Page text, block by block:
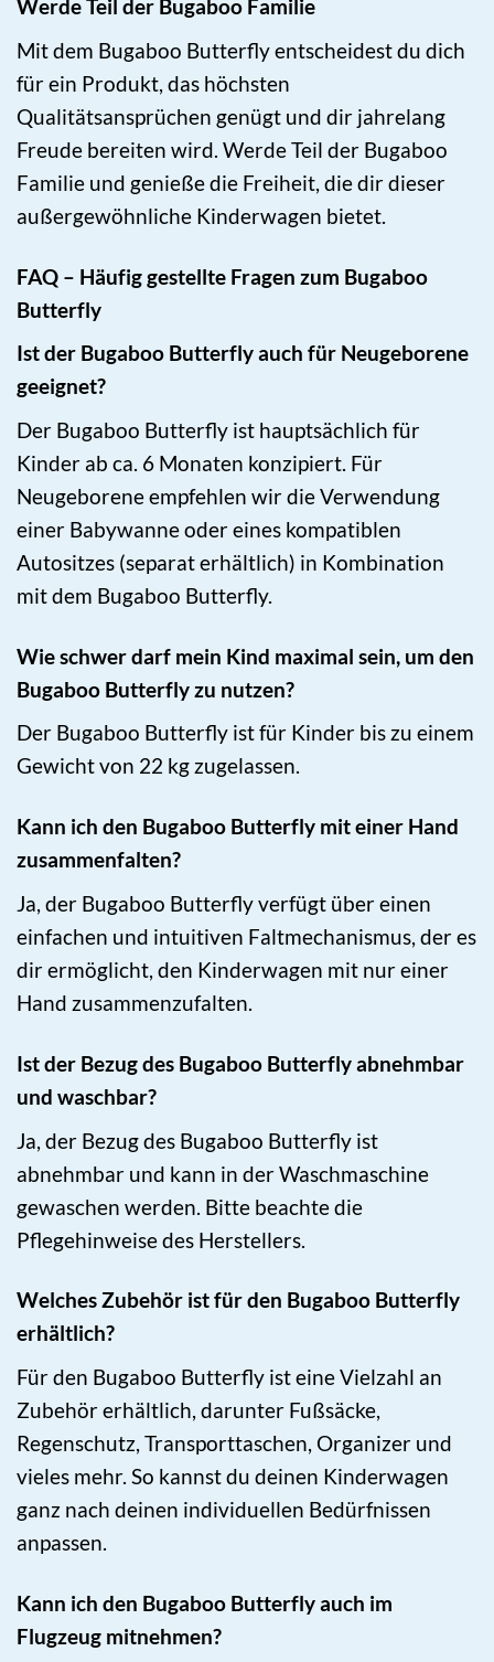
Werde Teil der Bugaboo Familie
Mit dem Bugaboo Butterfly entscheidest du dich
für ein Produkt, das höchsten
Qualitätsansprüchen genügt und dir jahrelang
Freude bereiten wird. Werde Teil der Bugaboo
Familie und genieße die Freiheit, die dir dieser
außergewöhnliche Kinderwagen bietet.
FAQ – Häufig gestellte Fragen zum Bugaboo
Butterfly
Ist der Bugaboo Butterfly auch für Neugeborene
geeignet?
Der Bugaboo Butterfly ist hauptsächlich für
Kinder ab ca. 6 Monaten konzipiert. Für
Neugeborene empfehlen wir die Verwendung
einer Babywanne oder eines kompatiblen
Autositzes (separat erhältlich) in Kombination
mit dem Bugaboo Butterfly.
Wie schwer darf mein Kind maximal sein, um den
Bugaboo Butterfly zu nutzen?
Der Bugaboo Butterfly ist für Kinder bis zu einem
Gewicht von 22 kg zugelassen.
Kann ich den Bugaboo Butterfly mit einer Hand
zusammenfalten?
Ja, der Bugaboo Butterfly verfügt über einen
einfachen und intuitiven Faltmechanismus, der es
dir ermöglicht, den Kinderwagen mit nur einer
Hand zusammenzufalten.
Ist der Bezug des Bugaboo Butterfly abnehmbar
und waschbar?
Ja, der Bezug des Bugaboo Butterfly ist
abnehmbar und kann in der Waschmaschine
gewaschen werden. Bitte beachte die
Pflegehinweise des Herstellers.
Welches Zubehör ist für den Bugaboo Butterfly
erhältlich?
Für den Bugaboo Butterfly ist eine Vielzahl an
Zubehör erhältlich, darunter Fußsäcke,
Regenschutz, Transporttaschen, Organizer und
vieles mehr. So kannst du deinen Kinderwagen
ganz nach deinen individuellen Bedürfnissen
anpassen.
Kann ich den Bugaboo Butterfly auch im
Flugzeug mitnehmen?